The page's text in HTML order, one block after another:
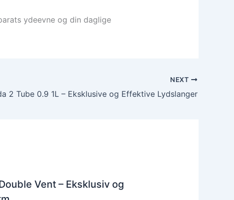
ydeevne og din daglige
NEXT
2 Tube 0.9 1L – Eksklusive og Effektive Lydslanger
Vent – Eksklusiv og